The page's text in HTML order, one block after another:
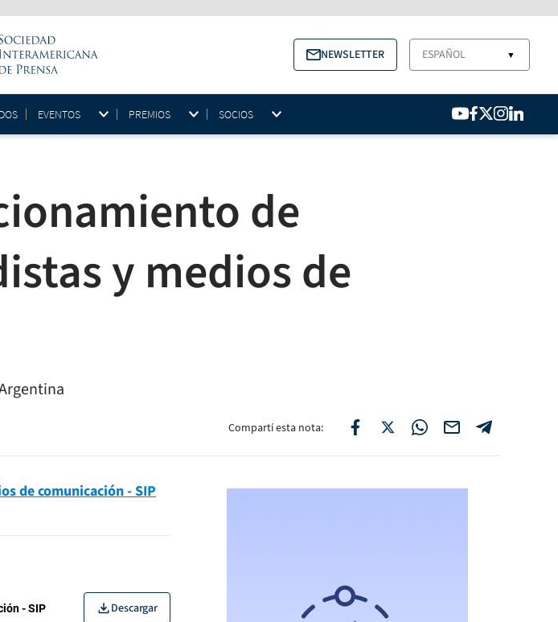
NEWSLETTER ESPAÑOL ▼
EVENTOS PREMIOS SOCIOS
de
y medios de
Compartí esta nota:
de comunicación - SIP
- SIP Descargar